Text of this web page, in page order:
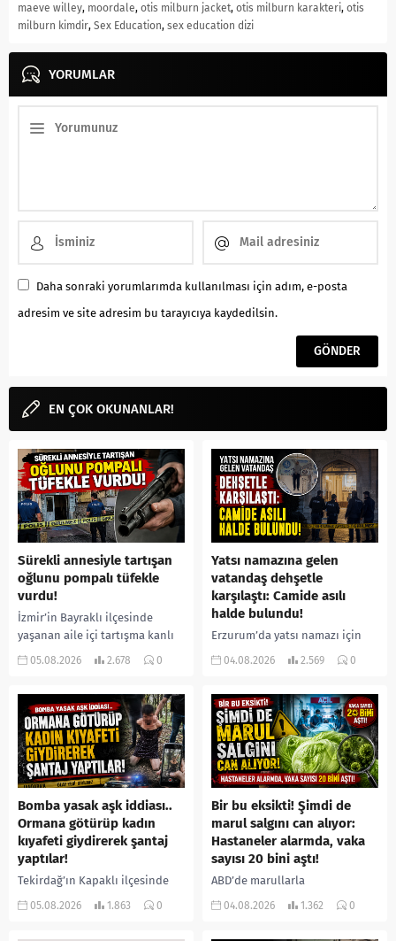
maeve willey, moordale, otis milburn jacket, otis milburn karakteri, otis
milburn kimdir, Sex Education, sex education dizi
YORUMLAR
Daha sonraki yorumlarımda kullanılması için adım, e-posta
adresim ve site adresim bu tarayıcıya kaydedilsin.
EN ÇOK OKUNANLAR!
Sürekli annesiyle tartışan
oğlunu pompalı tüfekle
vurdu!
İzmir’in Bayraklı ilçesinde
yaşanan aile içi tartışma kanlı
bitti. İddiaya göre, uzun süredir
05.08.2026 2.678 0
Yatsı namazına gelen
vatandaş dehşetle
karşılaştı: Camide asılı
halde bulundu!
Erzurum’da yatsı namazı için
camiye gelen bir vatandaş,
yerine sevk edilen...
04.08.2026 2.569 0
Bomba yasak aşk iddiası..
Ormana götürüp kadın
kıyafeti giydirerek şantaj
yaptılar!
Tekirdağ’ın Kapaklı ilçesinde
bir kişiyi, arkadaşının eşiyle
05.08.2026 1.863 0
Bir bu eksikti! Şimdi de
marul salgını can alıyor:
Hastaneler alarmda, vaka
sayısı 20 bini aştı!
ABD’de marullarla
ilişkilendirilen siklospora
04.08.2026 1.362 0